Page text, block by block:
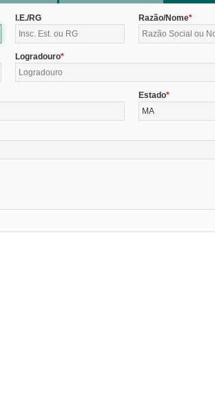
I.E./RG Razão/Nome
Logradouro
Estado
MA